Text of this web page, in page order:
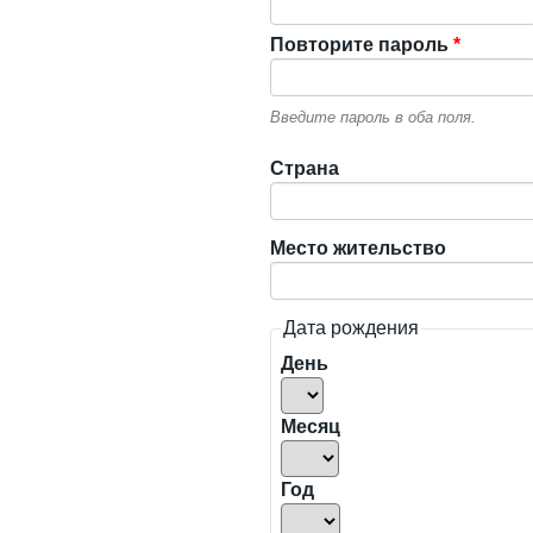
Повторите пароль *
Введите пароль в оба поля.
Страна
Место жительство
Дата рождения
День
Месяц
Год